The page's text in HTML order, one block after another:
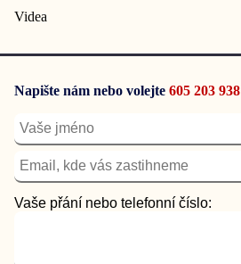
Videa
Napište nám nebo volejte 605 203 938
Vaše přání nebo telefonní číslo: